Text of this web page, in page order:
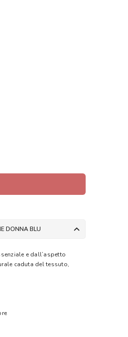
DONNA BLU
e dall’aspetto
caduta del tessuto,